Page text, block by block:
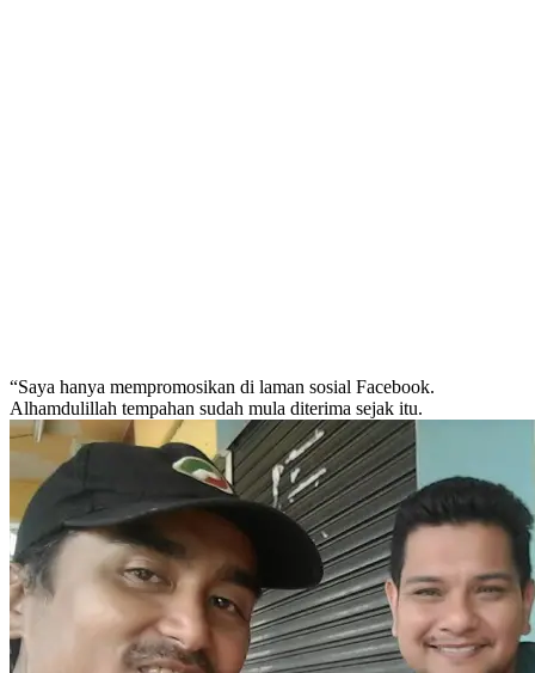
“Saya hanya mempromosikan di laman sosial Facebook.
Alhamdulillah tempahan sudah mula diterima sejak itu.